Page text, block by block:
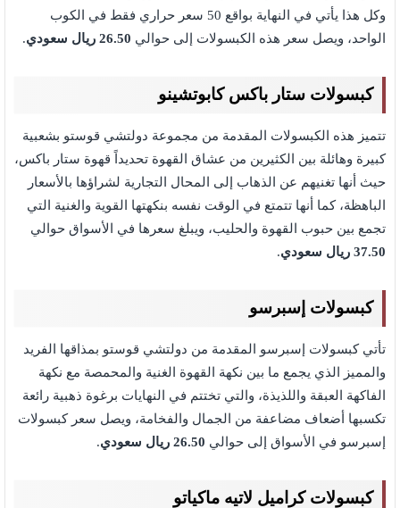
وكل هذا يأتي في النهاية بواقع 50 سعر حراري فقط في الكوب
الواحد، ويصل سعر هذه الكبسولات إلى حوالي 26.50 ريال سعودي .
كبسولات ستار باكس كابوتشينو
تتميز هذه الكبسولات المقدمة من مجموعة دولتشي قوستو بشعبية
كبيرة وهائلة بين الكثيرين من عشاق القهوة تحديداً قهوة ستار باكس،
حيث أنها تغنيهم عن الذهاب إلى المحال التجارية لشراؤها بالأسعار
الباهظة، كما أنها تتمتع في الوقت نفسه بنكهتها القوية والغنية التي
تجمع بين حبوب القهوة والحليب، ويبلغ سعرها في الأسواق حوالي
37.50 ريال سعودي
.
كبسولات إسبرسو
تأتي كبسولات إسبرسو المقدمة من دولتشي قوستو بمذاقها الفريد
والمميز الذي يجمع ما بين نكهة القهوة الغنية والمحمصة مع نكهة
الفاكهة العبقة واللذيذة، والتي تختتم في النهايات برغوة ذهبية رائعة
تكسبها أضعاف مضاعفة من الجمال والفخامة، ويصل سعر كبسولات
إسبرسو في الأسواق إلى حوالي 26.50 ريال سعودي .
كبسولات كراميل لاتيه ماكياتو